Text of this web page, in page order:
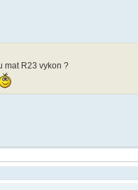
mat R23 vykon ?